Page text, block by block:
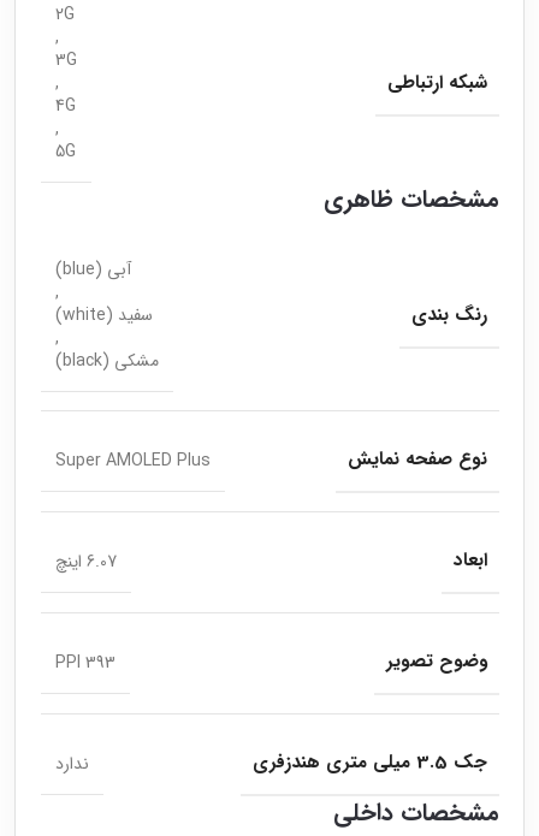
شبکه ارتباطی
2G
,
3G
,
4G
,
5G
مشخصات ظاهری
رنگ بندی
آبی (blue)
,
سفید (white)
,
مشکی (black)
نوع صفحه نمایش Super AMOLED Plus
ابعاد 6.07 اینچ
وضوح تصویر 393 PPI
جک 3.5 میلی متری هندزفری ندارد
مشخصات داخلی